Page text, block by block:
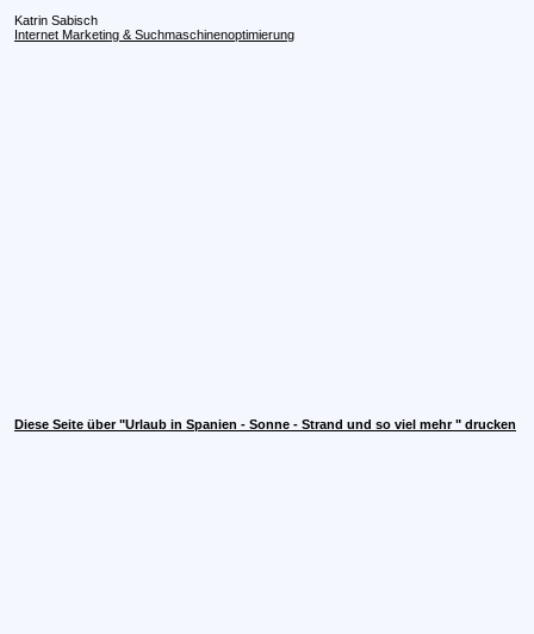
Katrin Sabisch
Internet Marketing & Suchmaschinenoptimierung
Diese Seite über "Urlaub in Spanien - Sonne - Strand und so viel mehr " drucken